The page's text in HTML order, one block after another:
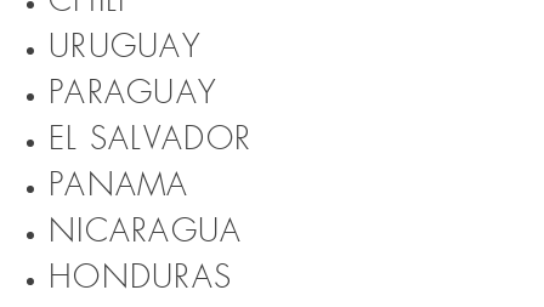
URUGUAY
PARAGUAY
EL SALVADOR
PANAMA
NICARAGUA
HONDURAS